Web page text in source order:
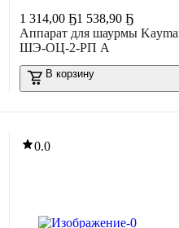
1 314,00 Ҕ1 538,90 Ҕ
Аппарат для шаурмы
ШЭ-ОЦ-2-РП А
В корзину
0.0